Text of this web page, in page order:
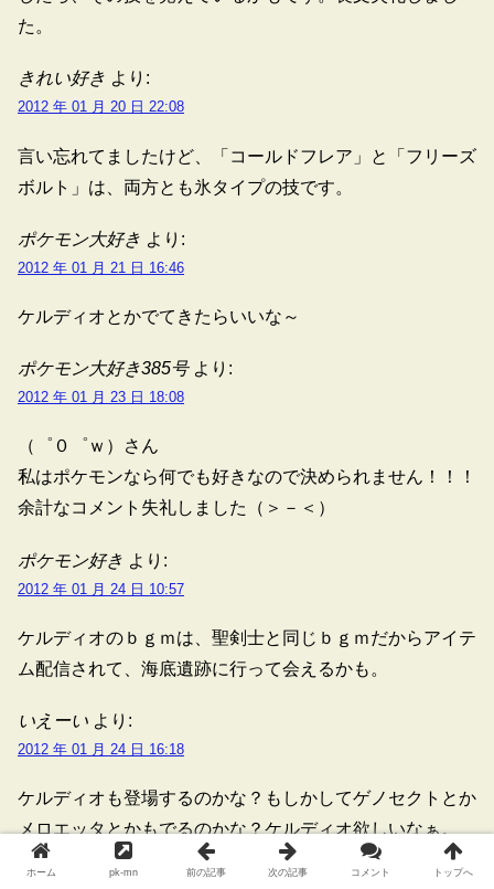
た。
きれい好き より:
2012 年 01 月 20 日 22:08
言い忘れてましたけど、「コールドフレア」と「フリーズ
ボルト」は、両方とも氷タイプの技です。
ポケモン大好き より:
2012 年 01 月 21 日 16:46
ケルディオとかでてきたらいいな～
ポケモン大好き385号 より:
2012 年 01 月 23 日 18:08
（゜０゜ｗ）さん
私はポケモンなら何でも好きなので決められません！！！
余計なコメント失礼しました（＞－＜）
ポケモン好き より:
2012 年 01 月 24 日 10:57
ケルディオのｂｇｍは、聖剣士と同じｂｇｍだからアイテ
ム配信されて、海底遺跡に行って会えるかも。
いえーい より:
2012 年 01 月 24 日 16:18
ケルディオも登場するのかな？もしかしてゲノセクトとか
メロエッタとかもでるのかな？ケルディオ欲しいなぁ。
湯山監督(偽者)
ホーム pk-mn 前の記事 次の記事 コメント トップへ